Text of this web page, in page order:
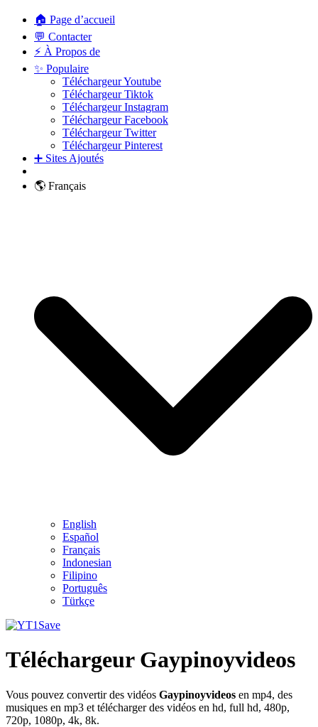
🏠 Page d’accueil
💬 Contacter
⚡ À Propos de
✨ Populaire
Téléchargeur Youtube
Téléchargeur Tiktok
Téléchargeur Instagram
Téléchargeur Facebook
Téléchargeur Twitter
Téléchargeur Pinterest
➕ Sites Ajoutés
🌎 Français
English
Español
Français
Indonesian
Filipino
Português
Türkçe
Téléchargeur Gaypinoyvideos
Vous pouvez convertir des vidéos Gaypinoyvideos en mp4, des
musiques en mp3 et télécharger des vidéos en hd, full hd, 480p,
720p, 1080p, 4k, 8k.